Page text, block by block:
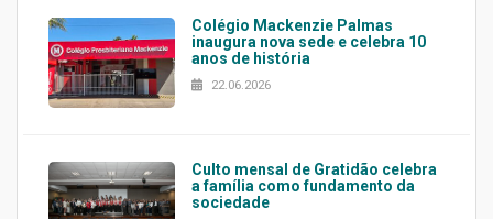
Colégio Mackenzie Palmas
inaugura nova sede e celebra 10
anos de história
22.06.2026
Culto mensal de Gratidão celebra
a família como fundamento da
sociedade